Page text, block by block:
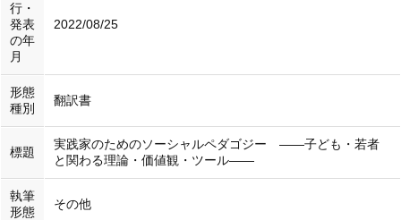
行・
発表
の年
月
2022/08/25
形態
種別
翻訳書
標題
実践家のためのソーシャルペダゴジー ——子ども・若者
と関わる理論・価値観・ツール——
執筆
形態
その他